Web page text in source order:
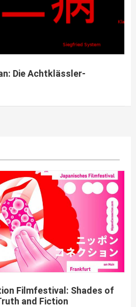
Die Achtklässler-
Filmfestival: Shades of
and Fiction